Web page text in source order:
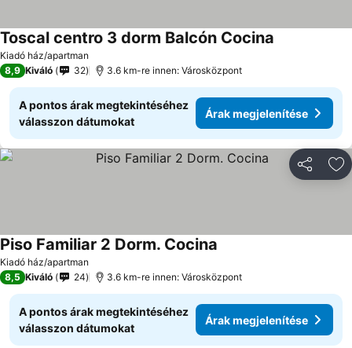
Kiadó ház/apartman
Toscal centro 3 dorm Balcón Cocina
8,9 Kiváló 32 3.6 km-re innen: Városközpont
A pontos árak megtekintéséhez
válasszon dátumokat
Árak megjelenítése
Kiadó ház/apartman
Piso Familiar 2 Dorm. Cocina
8,5 Kiváló 24 3.6 km-re innen: Városközpont
A pontos árak megtekintéséhez
válasszon dátumokat
Árak megjelenítése